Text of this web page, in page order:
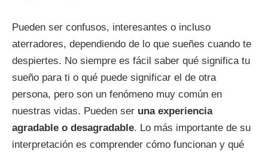
Pueden ser confusos, interesantes o incluso
aterradores, dependiendo de lo que sueñes cuando te
despiertes. No siempre es fácil saber qué significa tu
sueño para ti o qué puede significar el de otra
persona, pero son un fenómeno muy común en
nuestras vidas. Pueden ser una experiencia
agradable o desagradable. Lo más importante de su
interpretación es comprender cómo funcionan y qué